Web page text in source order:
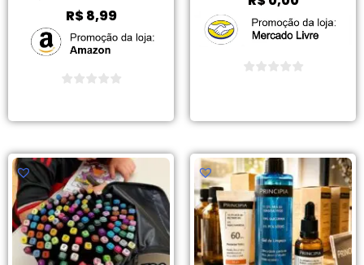
R$8,99